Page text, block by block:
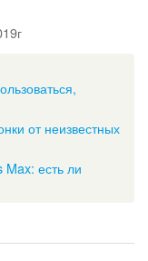
от неизвестных
есть ли